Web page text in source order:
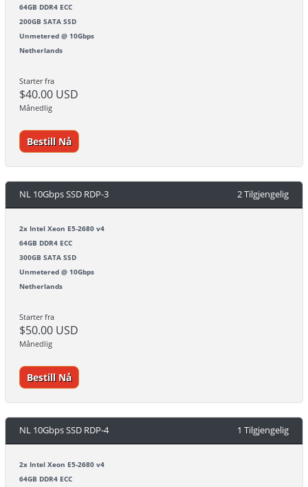
64GB DDR4 ECC
200GB SATA SSD
Unmetered @ 10Gbps
Netherlands
Starter fra
$40.00 USD
Månedlig
Bestill Nå
NL 10Gbps SSD RDP-3 2 Tilgjengelig
2x Intel Xeon E5-2680 v4
64GB DDR4 ECC
300GB SATA SSD
Unmetered @ 10Gbps
Netherlands
Starter fra
$50.00 USD
Månedlig
Bestill Nå
NL 10Gbps SSD RDP-4 1 Tilgjengelig
2x Intel Xeon E5-2680 v4
64GB DDR4 ECC